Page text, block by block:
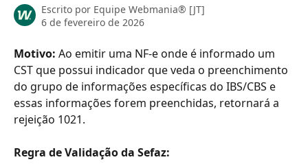
Escrito por Equipe Webmania® [JT]
6 de fevereiro de 2026
Motivo: Ao emitir uma NF-e onde é informado um
CST que possui indicador que veda o preenchimento
do grupo de informações específicas do IBS/CBS e
essas informações forem preenchidas, retornará a
rejeição 1021.
Regra de Validação da Sefaz: